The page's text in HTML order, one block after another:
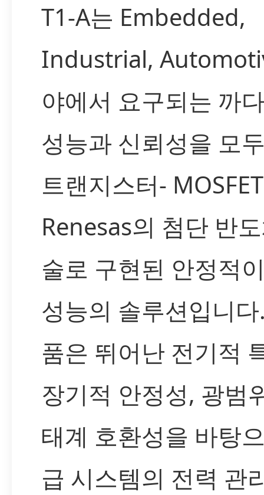
T1-A는 Embedded,
Industrial,
야에서 요구되는 까
성능과 신뢰성을 모
트랜지스터-
Renesas의 첨단 반
술로 구현된 안정적
성능의 솔루션입니
품은 뛰어난 전기적
장기적 안정성, 광범
태계 호환성을 바탕
급 시스템의 전력 관